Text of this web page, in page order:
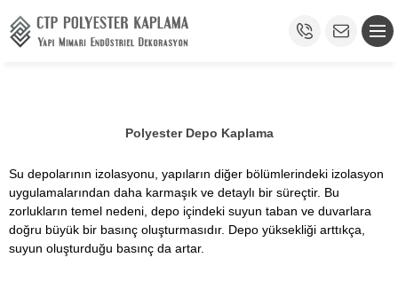
Polyester Depo Kaplama
Su depolarının izolasyonu, yapıların diğer bölümlerindeki izolasyon
uygulamalarından daha karmaşık ve detaylı bir süreçtir. Bu
zorlukların temel nedeni, depo içindeki suyun taban ve duvarlara
doğru büyük bir basınç oluşturmasıdır. Depo yüksekliği arttıkça,
suyun oluşturduğu basınç da artar.